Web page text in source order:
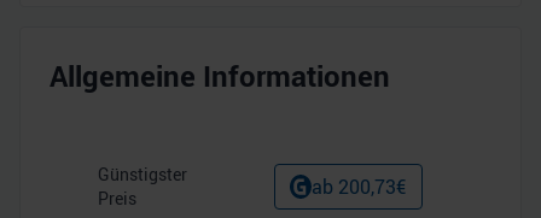
Allgemeine Informationen
Günstigster
Preis
ab 200,73€